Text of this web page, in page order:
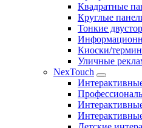
Квадратные
Круглые
Тонкие
Киоски/
Уличные
NexTouch